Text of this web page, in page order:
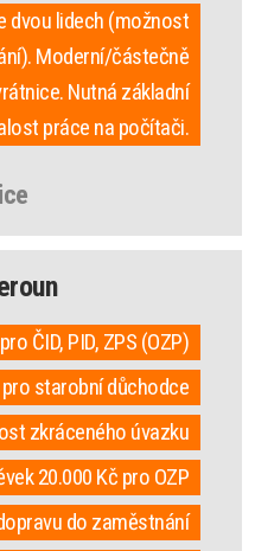
dvou lidech (možnost
Moderní/částečně
Nutná základní
práce na počítači.
ČID, PID, ZPS (OZP)
starobní důchodce
zkráceného úvazku
20.000 Kč pro OZP
do zaměstnání